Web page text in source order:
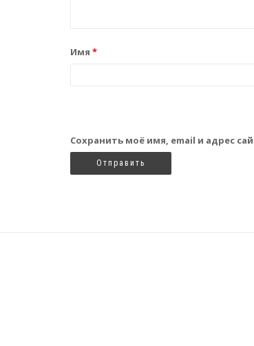
Имя *
Сохранить моё имя, email и адрес